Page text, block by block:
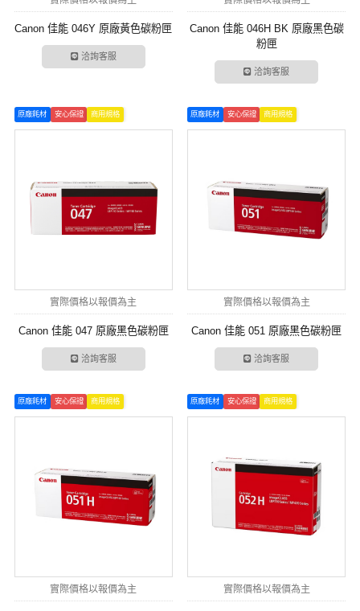
Canon 佳能 046Y 原廠黃色碳粉匣
洽詢客服
Canon 佳能 046H BK 原廠黑色碳
粉匣
洽詢客服
原廠耗材 安心保證 商用規格
實際價格以報價為主
Canon 佳能 047 原廠黑色碳粉匣
洽詢客服
原廠耗材 安心保證 商用規格
實際價格以報價為主
Canon 佳能 051 原廠黑色碳粉匣
洽詢客服
原廠耗材 安心保證 商用規格
實際價格以報價為主
原廠耗材 安心保證 商用規格
實際價格以報價為主